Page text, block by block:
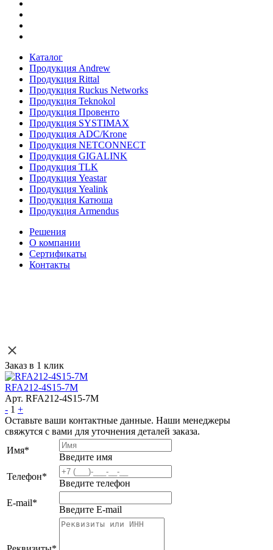
Каталог
Продукция Andrew
Продукция Rittal
Продукция Ruckus Networks
Продукция Teknokol
Продукция Провенто
Продукция SYSTIMAX
Продукция ADC/Krone
Продукция NETCONNECT
Продукция GIGALINK
Продукция TLK
Продукция Yeastar
Продукция Yealink
Продукция Катюша
Продукция Armendus
Решения
О компании
Сертификаты
Контакты
Заказ в 1 клик
RFA212-4S15-7M
Арт. RFA212-4S15-7M
- 1 +
Оставьте ваши контактные данные. Наши менеджеры
свяжутся с вами для уточнения деталей заказа.
Имя*
Введите имя
Телефон*
Введите телефон
E-mail*
Введите E-mail